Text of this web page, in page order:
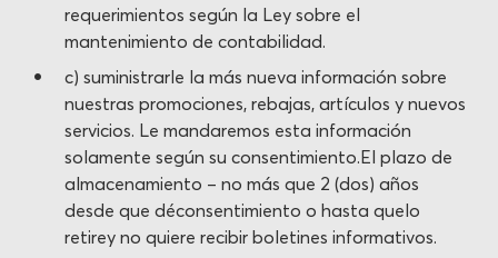
requerimientos según la Ley sobre el
mantenimiento de contabilidad.
c) suministrarle la más nueva información sobre
nuestras promociones, rebajas, artículos y nuevos
servicios. Le mandaremos esta información
solamente según su consentimiento.El plazo de
almacenamiento – no más que 2 (dos) años
desde que déconsentimiento o hasta quelo
retirey no quiere recibir boletines informativos.